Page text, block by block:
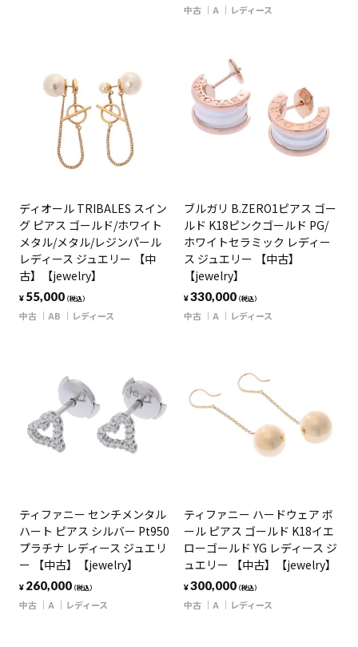
中古 A レディース
ディオール TRIBALES スイン
グ ピアス ゴールド/ホワイト
メタル/メタル/レジンパール
レディース ジュエリー 【中
古】【jewelry】
¥ 55,000（税込）
中古 AB レディース
ブルガリ B.ZERO1ピアス ゴー
ルド K18ピンクゴールド PG/
ホワイトセラミック レディー
ス ジュエリー 【中古】
【jewelry】
¥330,000（税込）
中古 A レディース
ティファニー センチメンタル
ハート ピアス シルバー Pt950
プラチナ レディース ジュエリ
ー 【中古】【jewelry】
¥ 260,000（税込）
中古 A レディース
ティファニー ハードウェア ボ
ール ピアス ゴールド K18イエ
ローゴールド YG レディース ジ
ュエリー 【中古】【jewelry】
¥300,000（税込）
中古 A レディース